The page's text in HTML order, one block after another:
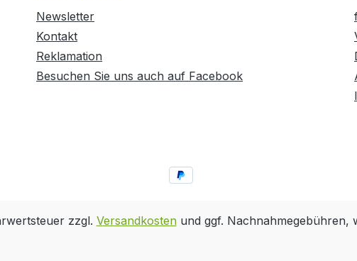
Newsletter
Kontakt
Reklamation
Besuchen Sie uns auch auf Facebook
zzgl. Versandkostenund ggf. Nachnahmegebühren,